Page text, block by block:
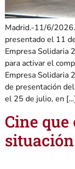
Madrid.-11/6/
presentado el 11
Empresa Solidaria
para activar el
Empresa Solidaria
de presentación
el 25 de julio, en
Cine